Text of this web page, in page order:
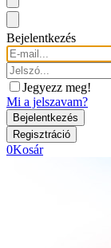
Bejelentkezés
Jegyezz meg!
Mi a jelszavam?
0Kosár